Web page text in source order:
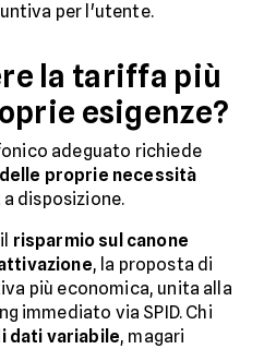
per l'utente.
la tariffa più
esigenze?
adeguato richiede
proprie necessità
disposizione.
risparmio sul canone
, la proposta di
più economica, unita alla
immediato via SPID. Chi
dati variabile, magari